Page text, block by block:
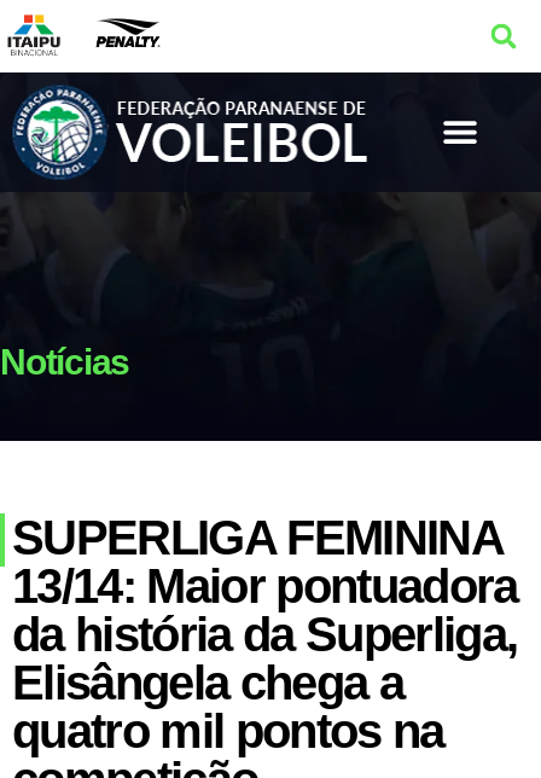
Notícias
SUPERLIGA FEMININA
13/14: Maior pontuadora
da história da Superliga,
Elisângela chega a
quatro mil pontos na